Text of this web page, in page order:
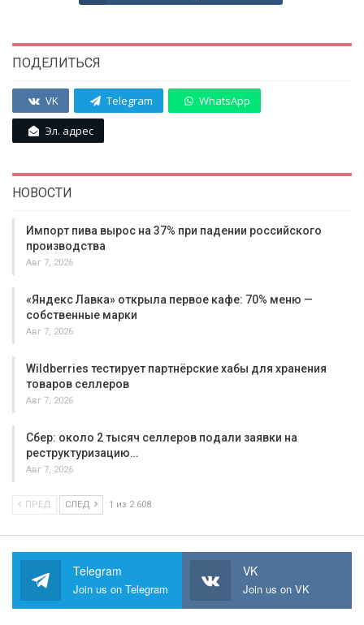
ПОДЕЛИТЬСЯ
VK Telegram WhatsApp
Эл. адрес
НОВОСТИ
Импорт пива вырос на 37% при падении российского
производства
Авг 7, 2026
«Яндекс Лавка» открыла первое кафе: 70% меню —
собственные марки
Авг 7, 2026
Wildberries тестирует партнёрские хабы для хранения
товаров селлеров
Авг 7, 2026
Сбер: около 2 тысяч селлеров подали заявки на
реструктуризацию…
Авг 7, 2026
ПРЕД СЛЕД 1 из 2 608
Telegram
Join us on Telegram
VK
Join us on VK